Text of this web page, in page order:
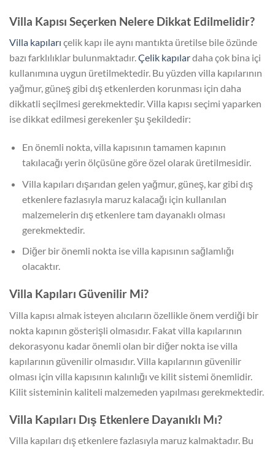
Villa Kapısı Seçerken Nelere Dikkat Edilmelidir?
Villa kapıları çelik kapı ile aynı mantıkta üretilse bile özünde
bazı farklılıklar bulunmaktadır.Çelik kapılardaha çok bina içi
kullanımına uygun üretilmektedir. Bu yüzden villa kapılarının
yağmur, güneş gibi dış etkenlerden korunması için daha
dikkatli seçilmesi gerekmektedir. Villa kapısı seçimi yaparken
ise dikkat edilmesi gerekenler şu şekildedir:
En önemli nokta, villa kapısının tamamen kapının
takılacağı yerin ölçüsüne göre özel olarak üretilmesidir.
Villa kapıları dışarıdan gelen yağmur, güneş, kar gibi dış
etkenlere fazlasıyla maruz kalacağı için kullanılan
malzemelerin dış etkenlere tam dayanaklı olması
gerekmektedir.
Diğer bir önemli nokta ise villa kapısının sağlamlığı
olacaktır.
Villa Kapıları Güvenilir Mi?
Villa kapısı almak isteyen alıcıların özellikle önem verdiği bir
nokta kapının gösterişli olmasıdır. Fakat villa kapılarının
dekorasyonu kadar önemli olan bir diğer nokta ise villa
kapılarının güvenilir olmasıdır. Villa kapılarının güvenilir
olması için villa kapısının kalınlığı ve kilit sistemi önemlidir.
Kilit sisteminin kaliteli malzemeden yapılması gerekmektedir.
Villa Kapıları Dış Etkenlere Dayanıklı Mı?
Villa kapıları dış etkenlere fazlasıyla maruz kalmaktadır. Bu